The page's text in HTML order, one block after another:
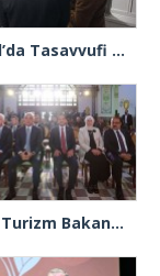
“İstanbul’da Tasavvufi Hayat” sergisi sanatseverlerle buluştu
Kütür ve Turizm Bakanı Ersoy: “Haydarpaşa ve Sirkeci Garı bizlere Sultan 2. Abdülhamid’in mirası ve emaneti”